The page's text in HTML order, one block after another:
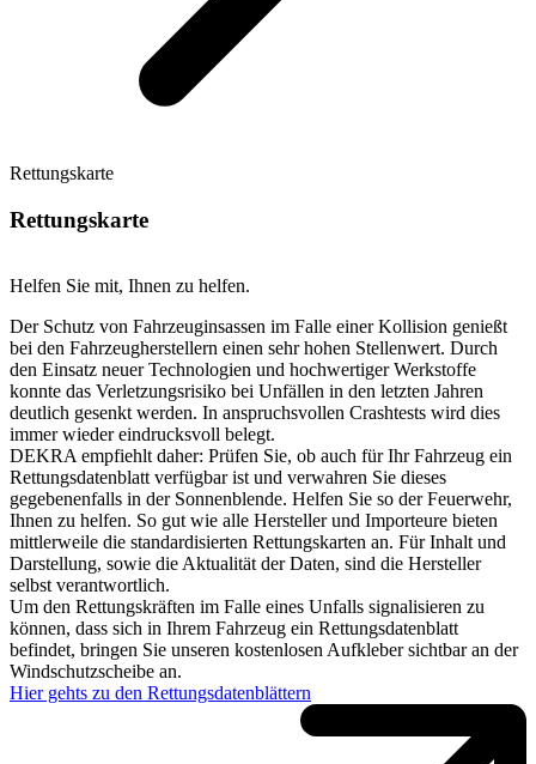
Rettungskarte
Rettungskarte
Helfen Sie mit, Ihnen zu helfen.
Der Schutz von Fahrzeuginsassen im Falle einer Kollision genießt
bei den Fahrzeugherstellern einen sehr hohen Stellenwert. Durch
den Einsatz neuer Technologien und hochwertiger Werkstoffe
konnte das Verletzungsrisiko bei Unfällen in den letzten Jahren
deutlich gesenkt werden. In anspruchsvollen Crashtests wird dies
immer wieder eindrucksvoll belegt.
DEKRA empfiehlt daher: Prüfen Sie, ob auch für Ihr Fahrzeug ein
Rettungsdatenblatt verfügbar ist und verwahren Sie dieses
gegebenenfalls in der Sonnenblende. Helfen Sie so der Feuerwehr,
Ihnen zu helfen. So gut wie alle Hersteller und Importeure bieten
mittlerweile die standardisierten Rettungskarten an. Für Inhalt und
Darstellung, sowie die Aktualität der Daten, sind die Hersteller
selbst verantwortlich.
Um den Rettungskräften im Falle eines Unfalls signalisieren zu
können, dass sich in Ihrem Fahrzeug ein Rettungsdatenblatt
befindet, bringen Sie unseren kostenlosen Aufkleber sichtbar an der
Windschutzscheibe an.
Hier gehts zu den Rettungsdatenblättern